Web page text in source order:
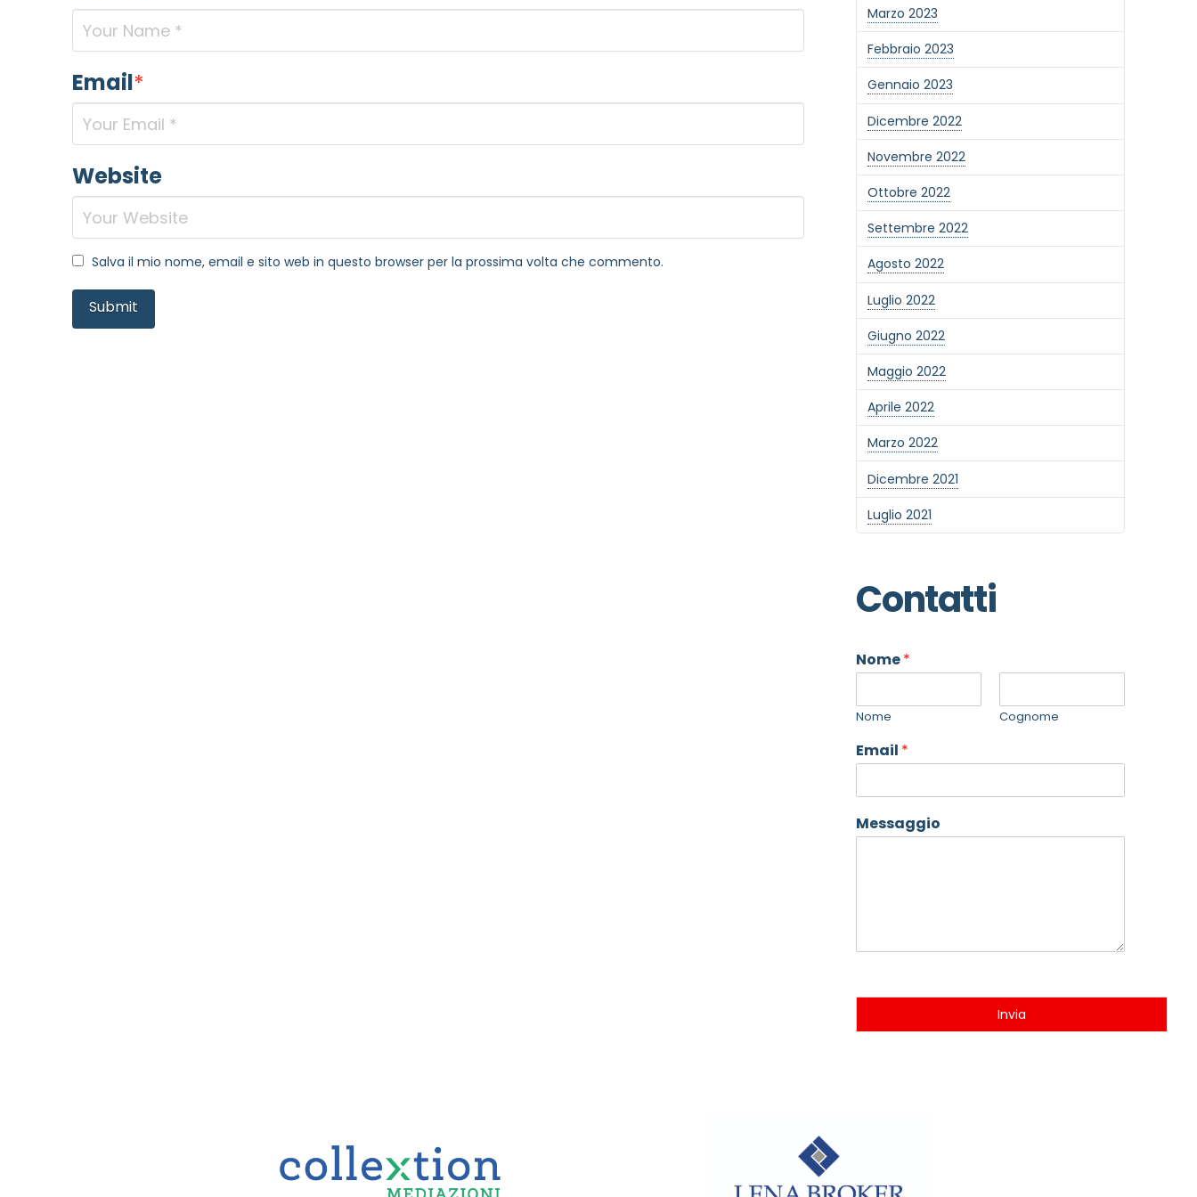
Email*
Website
Salva il mio nome, email e sito web in questo browser per la prossima volta che commento.
Marzo 2023
Febbraio 2023
Gennaio 2023
Dicembre 2022
Novembre 2022
Ottobre 2022
Settembre 2022
Agosto 2022
Luglio 2022
Giugno 2022
Maggio 2022
Aprile 2022
Marzo 2022
Dicembre 2021
Luglio 2021
Contatti
Nome*
Nome Cognome
Email *
Messaggio
Invia